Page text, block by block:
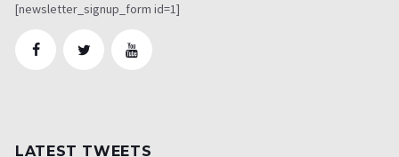
[newsletter_signup_form id=1]
LATEST TWEETS